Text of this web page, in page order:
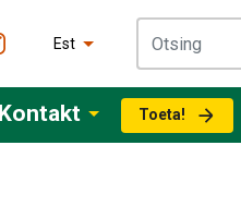
Est
Kontakt Toeta!